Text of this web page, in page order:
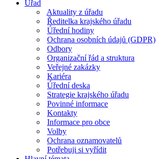
Úřad
Aktuality z úřadu
Ředitelka krajského úřadu
Úřední hodiny
Ochrana osobních údajů (GDPR)
Odbory
Organizační řád a struktura
Veřejné zakázky
Kariéra
Úřední deska
Strategie krajského úřadu
Povinné informace
Kontakty
Informace pro obce
Volby
Ochrana oznamovatelů
Potřebuji si vyřídit